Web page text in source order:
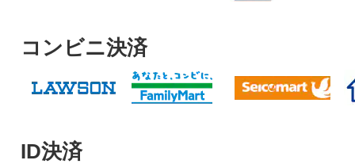
コンビニ決済
ID決済